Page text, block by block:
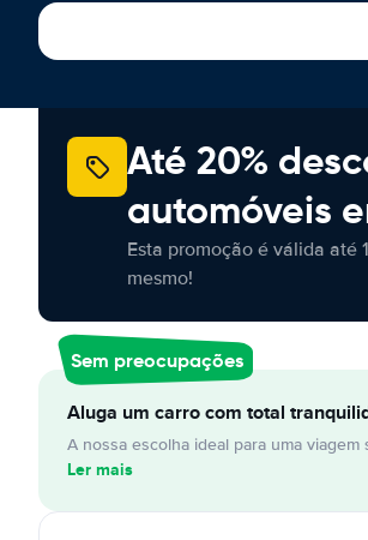
Até 20%
automóveis
Esta promoção é válida até
mesmo!
Sem preocupações
Aluga um carro com total
A nossa escolha ideal para uma viagem
Ler mais